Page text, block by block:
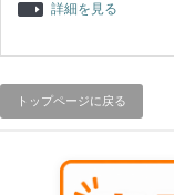
詳細を見る
トップページに戻る